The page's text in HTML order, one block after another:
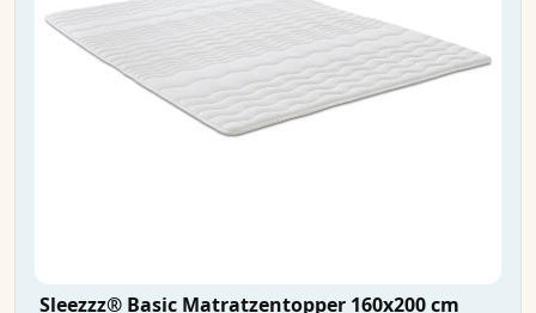
Sleezzz® Basic Matratzentopper 160x200 cm